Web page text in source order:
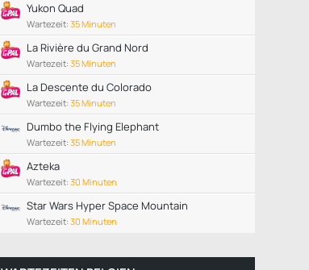
Yukon Quad
Wartezeit: 35 Minuten
La Rivière du Grand Nord
Wartezeit: 35 Minuten
La Descente du Colorado
Wartezeit: 35 Minuten
Dumbo the Flying Elephant
Wartezeit: 35 Minuten
Azteka
Wartezeit: 30 Minuten
Star Wars Hyper Space Mountain
Wartezeit: 30 Minuten